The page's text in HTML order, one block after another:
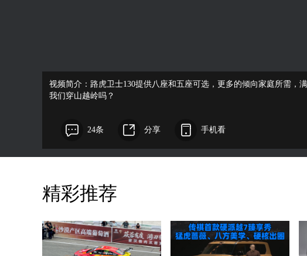
视频简介：路虎卫士130提供八座和五座可选，更多的倾向家庭所需
我们穿山越岭吗？
24条 分享 手机看
精彩推荐